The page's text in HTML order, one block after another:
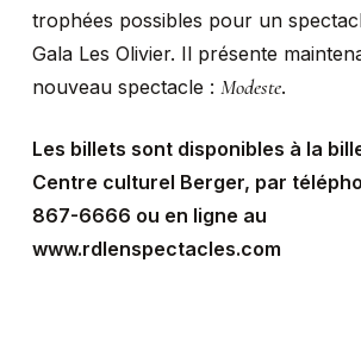
trophées possibles pour un
Gala Les Olivier. Il présente
nouveau spectacle : Modeste.
Les billets sont disponibles à la
Centre culturel Berger, par
867-6666 ou en ligne au
www.rdlenspectacles.com